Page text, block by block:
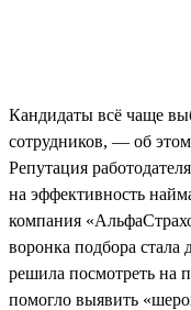
Кандидаты всё чаще
сотрудников, — об
Репутация
на эффективность
компания
воронка подбора стала
решила посмотреть на
помогло выявить